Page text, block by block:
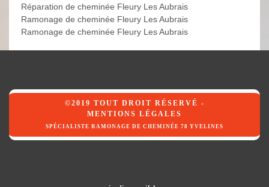
Réparation de cheminée Fleury Les Aubrais
Ramonage de cheminée Fleury Les Aubrais
Ramonage de cheminée Fleury Les Aubrais
©2019 TOUT DROIT RÉSERVÉ -
MENTIONS LÉGALES
SPÉCIALISTE RAMONAGE DE CHEMINÉE 78 YVELINES